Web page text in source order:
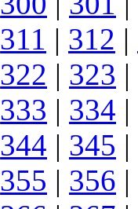
311 | 312 |
322 | 323 |
333 | 334 |
344 | 345 |
355 | 356 |